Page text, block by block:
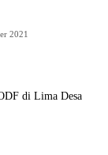
2021
di Lima Desa